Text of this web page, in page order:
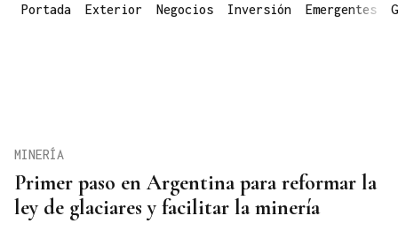
Portada Exterior Negocios Inversión Emergentes
Primer paso en Argentina para reformar la
ley de glaciares y facilitar la minería
MINERÍA